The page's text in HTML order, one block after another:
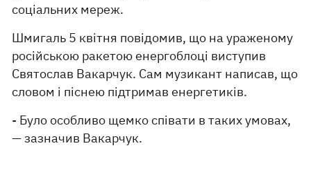
соціальних мереж.
Шмигаль 5 квітня повідомив, що на ураженому
російською ракетою енергоблоці виступив
Святослав Вакарчук. Сам музикант написав, що
словом і піснею підтримав енергетиків.
- Було особливо щемко співати в таких умовах,
— зазначив Вакарчук.